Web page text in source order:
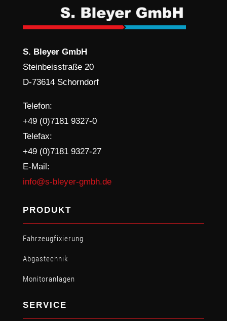
S. Bleyer GmbH
Steinbeisstraße 20
D-73614 Schorndorf
Telefon:
+49 (0)7181 9327-0
Telefax:
+49 (0)7181 9327-27
E-Mail:
info@s-bleyer-gmbh.de
PRODUKT
Fahrzeugfixierung
Abgastechnik
Monitoranlagen
SERVICE